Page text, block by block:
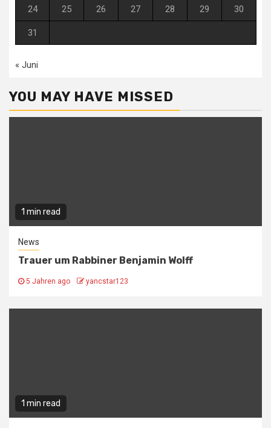
24 25 26 27 28 29 30
31
« Juni
YOU MAY HAVE MISSED
1 min read
News
Trauer um Rabbiner Benjamin Wolff
5 Jahren ago yancstar123
1 min read